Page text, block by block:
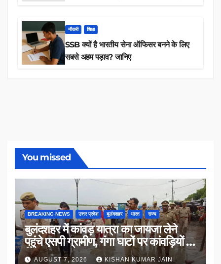
नौकरी शिक्षा
SSB क्यों है भारतीय सेना ऑफिसर बनने के लिए
सबसे अहम पड़ाव? जानिए
You missed
BREAKING NEWS उत्तर प्रदेश बुलंदशहर भारत राज्य
बुलंदशहर में कांवड़ यात्रा का जायजा लेने
पहुंचे एसपी ग्रामीण, गंगा घाटों पर कांवड़ियों से
किया संवाद
AUGUST 7, 2026 KISHAN KUMAR JAIN